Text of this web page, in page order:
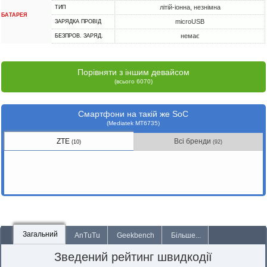
БАТАРЕЯ
ТИП літій-іонна, незнімна
ЗАРЯДКА ПРОВІД microUSB
БЕЗПРОВ. ЗАРЯД. немає
Порівняти з іншим девайсом
(всього 6070)
Смартфони на такій же SoC
(Mediatek MT6735)
ZTE(10) Всі бренди(92)
Загальний AnTuTu Geekbench Більше...
Зведений рейтинг швидкодії